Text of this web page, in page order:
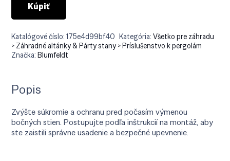
Kúpiť
Katalógové číslo:175e4d99bf40 Kategória:Všetko pre záhradu
> Záhradné altánky & Párty stany > Príslušenstvo k pergolám
Značka:Blumfeldt
Popis
Zvýšte súkromie a ochranu pred počasím výmenou
bočných stien. Postupujte podľa inštrukcií na montáž, aby
ste zaistili správne usadenie a bezpečné upevnenie.